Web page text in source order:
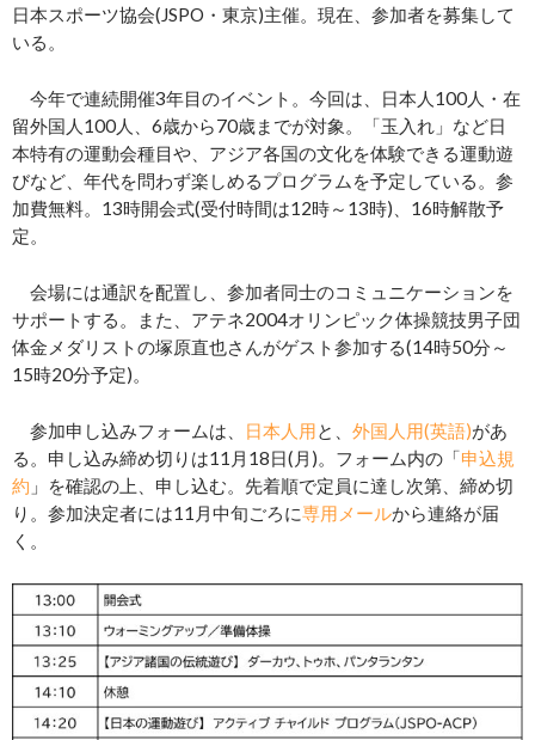
日本スポーツ協会(JSPO・東京)主催。現在、参加者を募集して
いる。
今年で連続開催3年目のイベント。今回は、日本人100人・在
留外国人100人、6歳から70歳までが対象。「玉入れ」など日
本特有の運動会種目や、アジア各国の文化を体験できる運動遊
びなど、年代を問わず楽しめるプログラムを予定している。参
加費無料。13時開会式(受付時間は12時～13時)、16時解散予
定。
会場には通訳を配置し、参加者同士のコミュニケーションを
サポートする。また、アテネ2004オリンピック体操競技男子団
体金メダリストの塚原直也さんがゲスト参加する(14時50分～
15時20分予定)。
参加申し込みフォームは、 日本人用と、 外国人用(英語)があ
る。申し込み締め切りは11月18日(月)。フォーム内の「申込規
約 」を確認の上、申し込む。先着順で定員に達し次第、締め切
り。参加決定者には11月中旬ごろに専用メールから連絡が届
く。